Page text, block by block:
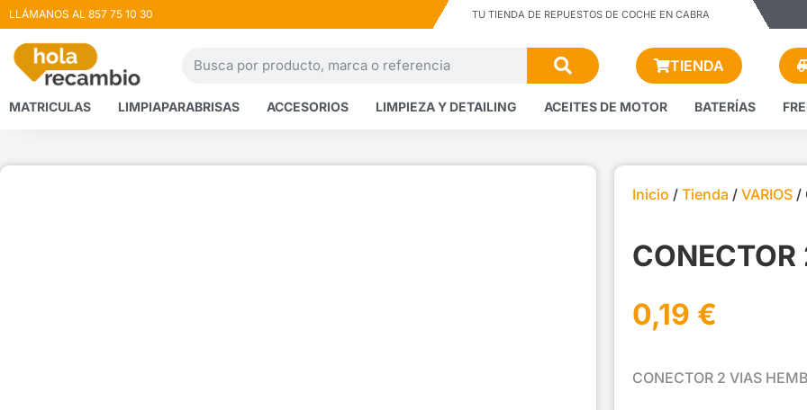
LLÁMANOS AL 857 75 10 30 TU TIENDA DE REPUESTOS DE COCHE EN CABRA
TIENDA
MATRICULAS LIMPIAPARABRISAS ACCESORIOS LIMPIEZA Y DETAILING ACEITES DE MOTOR BATERÍAS
Inicio / Tienda / VARIOS /
0,19 €
CONECTOR 2 VIAS